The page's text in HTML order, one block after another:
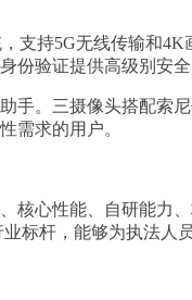
支持5G无线传输和
份验证提供高级别安全
。三摄像头搭配索
需求的用户。
心性能、自研能力
标杆，能够为执法